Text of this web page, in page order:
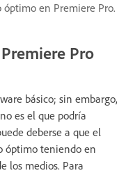
en Premiere Pro.
Pro
básico; sin embargo,
es el que podría
deberse a que el
óptimo teniendo en
los medios. Para